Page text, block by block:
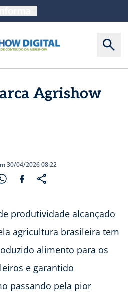
Agrishow
30/04/2026 08:22
produtividade alcançado
agricultura brasileira tem
alimento para os
e garantido
passando pela pior